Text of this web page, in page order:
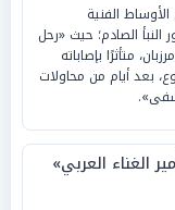
الفنية
الصادم؛ حيث «رحل
متأثرًا بإصاباته
بعد أيام من محاولات
الغناء العربي»